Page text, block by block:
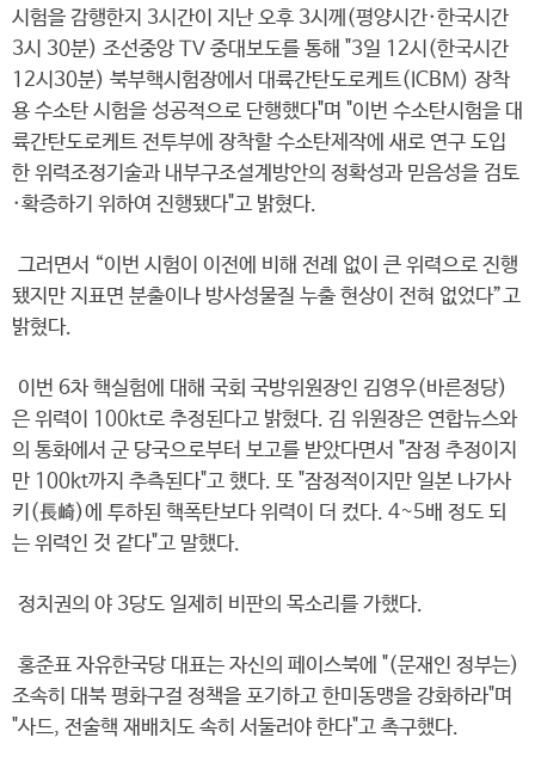
시험을 감행한지 3시간이 지난 오후 3시께(평양시간·한국시간
3시 30분) 조선중앙 TV 중대보도를 통해 "3일 12시(한국시간
12시30분) 북부핵시험장에서 대륙간탄도로케트(ICBM) 장착
용 수소탄 시험을 성공적으로 단행했다"며 "이번 수소탄시험을 대
륙간탄도로케트 전투부에 장착할 수소탄제작에 새로 연구 도입
한 위력조정기술과 내부구조설계방안의 정확성과 믿음성을 검토
·확증하기 위하여 진행됐다"고 밝혔다.
그러면서 “이번 시험이 이전에 비해 전례 없이 큰 위력으로 진행
됐지만 지표면 분출이나 방사성물질 누출 현상이 전혀 없었다”고
밝혔다.
이번 6차 핵실험에 대해 국회 국방위원장인 김영우(바른정당)
은 위력이 100kt로 추정된다고 밝혔다. 김 위원장은 연합뉴스와
의 통화에서 군 당국으로부터 보고를 받았다면서 "잠정 추정이지
만 100kt까지 추측된다"고 했다. 또 "잠정적이지만 일본 나가사
키(長崎)에 투하된 핵폭탄보다 위력이 더 컸다. 4~5배 정도 되
는 위력인 것 같다"고 말했다.
정치권의 야 3당도 일제히 비판의 목소리를 가했다.
홍준표 자유한국당 대표는 자신의 페이스북에 "(문재인 정부는)
조속히 대북 평화구걸 정책을 포기하고 한미동맹을 강화하라"며
"사드, 전술핵 재배치도 속히 서둘러야 한다"고 촉구했다.